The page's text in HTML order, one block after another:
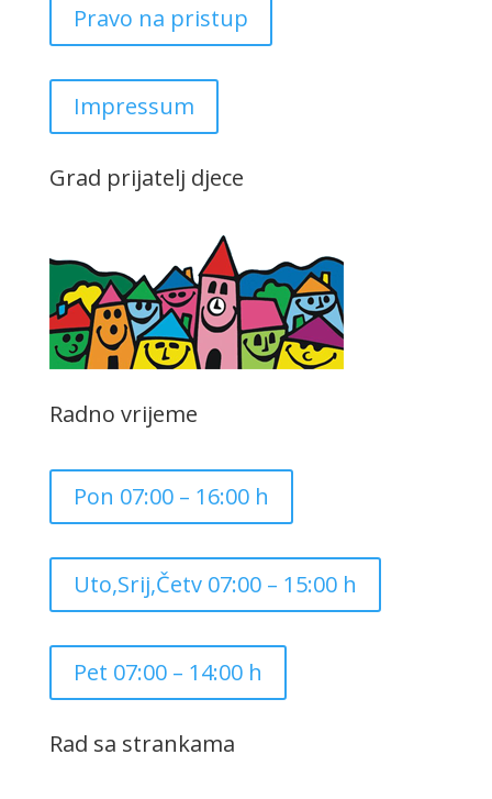
Pravo na pristup
Impressum
Grad prijatelj djece
Radno vrijeme
Pon 07:00 – 16:00 h
Uto,Srij,Četv 07:00 – 15:00 h
Pet 07:00 – 14:00 h
Rad sa strankama